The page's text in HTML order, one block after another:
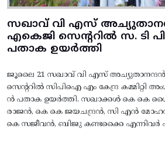
സഖാവ് വി എസ്
എകെജി സെന്ററിൽ സ. ടി
പതാക ഉയർത്തി
ജൂലൈ 21 സഖാവ് വി എസ് അച്യുതാനന്ദൻ
സെന്ററിൽ സിപിഐ എം കേന്ദ്ര കമ്മിറ്റി
ൻ പതാക ഉയർത്തി. സഖാക്കൾ കെ കെ
രാജൻ, കെ കെ ജയചന്ദ്രൻ, സി എൻ
കെ സജീവൻ, ബിജു കണ്ടക്കൈ എന്നിവർ